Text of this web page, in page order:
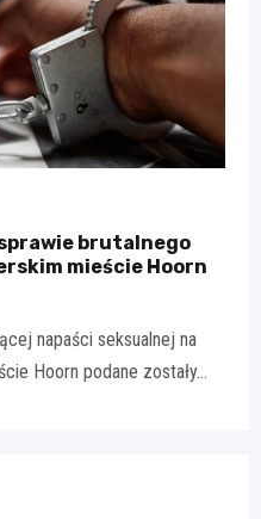
brutalnego
mieście Hoorn
napaści seksualnej na
Hoorn podane zostały…